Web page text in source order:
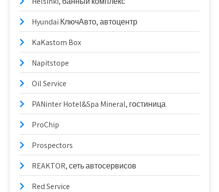
Hyundai КлючАвто, автоцентр
KaKastom Box
Napitstope
Oil Service
PANinter Hotel&Spa Mineral, гостиница
ProChip
Prospectors
REAKTOR, сеть автосервисов
Red Service